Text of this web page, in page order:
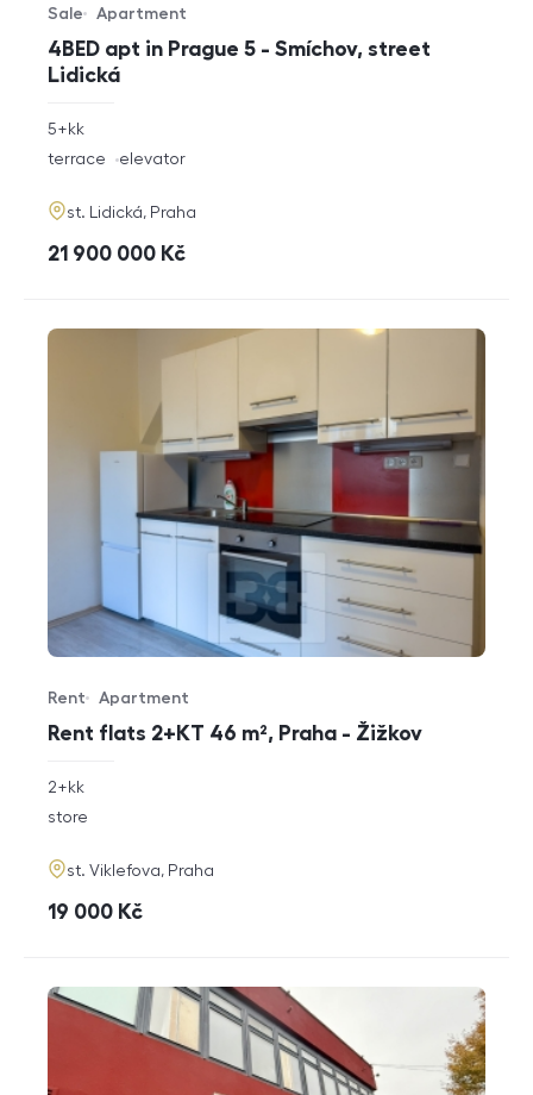
4BED apt in Prague 5 - Smíchov, street
Lidická
Offer type
Sale
Property type
Apartment
rozměry
disposition
5+kk
funkce
terrace elevator
adresa
st. Lidická, Praha
cena
21 900 000 Kč
Rent flats 2+KT 46 m², Praha - Žižkov
Offer type
Rent
Property type
Apartment
rozměry
disposition
2+kk
funkce
store
adresa
st. Viklefova, Praha
cena
19 000 Kč